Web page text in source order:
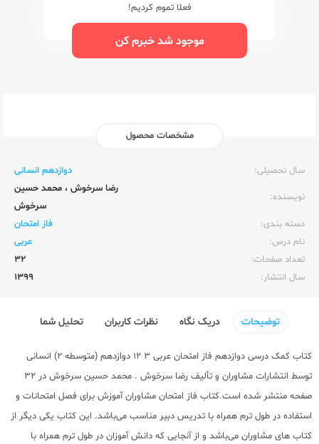
فعلا تموم کردیم!
موجود شد خبرم کن
مشخصات محصول
سال تحصیلی:‌
دوازدهم انسانی
نویسنده:‌
رضا سرخوش ، محمد حسین
سرخوش
دسته بندی:
فاز امتحان
نام درس:
عربی
تعداد صفحات:‌
32
سال انتشار:‌
1399
توضیحات دریک نگاه نظرات کاربران تحلیل شما
کتاب کمک درسی دوازدهم
فاز امتحان عربی 3 12 دوازدهم (متوسطه 2) انسانی
توسط انتشارات مشاوران
و تألیف رضا سرخوش . محمد حسین سرخوش در 32
صفحه منتشر شده است.کتاب فاز امتحان مشاوران آموزش برای فصل امتحانات و
استفاده در طول ترم همراه با تدریس دبیر مناسب می‌باشد. این کتاب یکی دیگر از
کتاب های مشاوران می‌باشد و از آنجایی که دانش آموزان در طول ترم همراه با